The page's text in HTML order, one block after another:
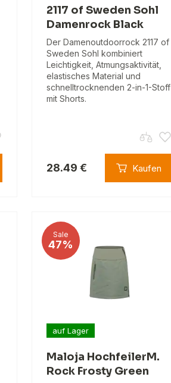
2117 of Sweden Sohl
Damenrock Black
Der Damenoutdoorrock 2117 of
Sweden Sohl kombiniert
Leichtigkeit, Atmungsaktivität,
elastisches Material und
schnelltrocknenden 2-in-1-Stoff
mit Shorts.
28.49 € Kaufen
Sale
47%
auf Lager
Maloja HochfeilerM.
Rock Frosty Green